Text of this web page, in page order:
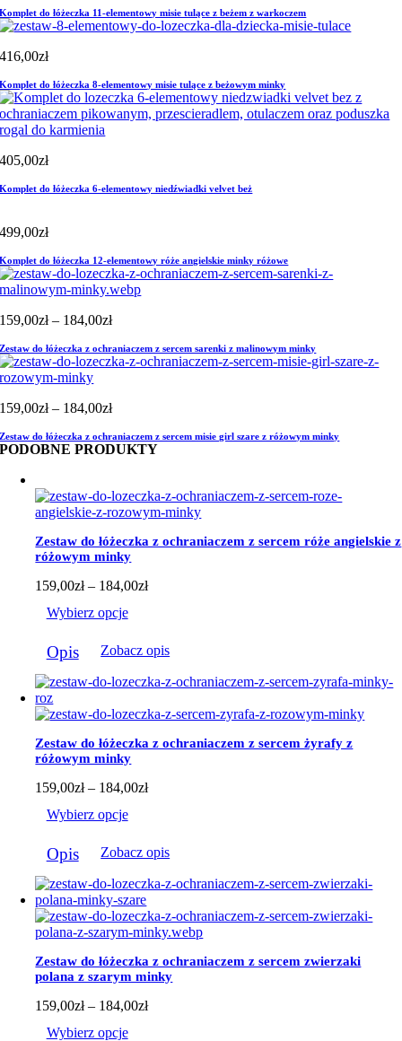
Komplet do łóżeczka 11-elementowy misie tulące z beżem z warkoczem
416,00zł
Komplet do łóżeczka 8-elementowy misie tulące z beżowym minky
405,00zł
Komplet do łóżeczka 6-elementowy niedźwiadki velvet beż
499,00zł
Komplet do łóżeczka 12-elementowy róże angielskie minky różowe
159,00zł – 184,00złZakres
od
159,00zł
Zestaw do łóżeczka z ochraniaczem z sercem sarenki z malinowym minky
159,00zł – 184,00złZakres
od
159,00zł
184,00zł
Zestaw do łóżeczka z ochraniaczem z sercem misie girl szare z różowym minky
PODOBNE PRODUKTY
Zestaw do łóżeczka z ochraniaczem z sercem róże angielskie z
różowym minky
159,00zł – 184,00złZakres
do
Wybierz opcje
produkt
ma
wiele
wariantów.
Opcje
można
wybrać
na
stronie
Opis Zobacz opis
Zestaw do łóżeczka z ochraniaczem z sercem żyrafy z
różowym minky
159,00zł – 184,00złZakres
do
Wybierz opcje
produkt
ma
wiele
wariantów.
Opcje
można
wybrać
na
stronie
produktu
Opis Zobacz opis
Zestaw do łóżeczka z ochraniaczem z sercem zwierzaki
polana z szarym minky
159,00zł – 184,00złZakres
Wybierz opcje